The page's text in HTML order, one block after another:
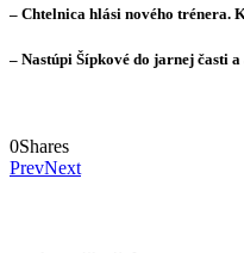
– Chtelnica hlási nového trénera.
– Nastúpi Šípkové do jarnej časti
0Shares
PrevNext